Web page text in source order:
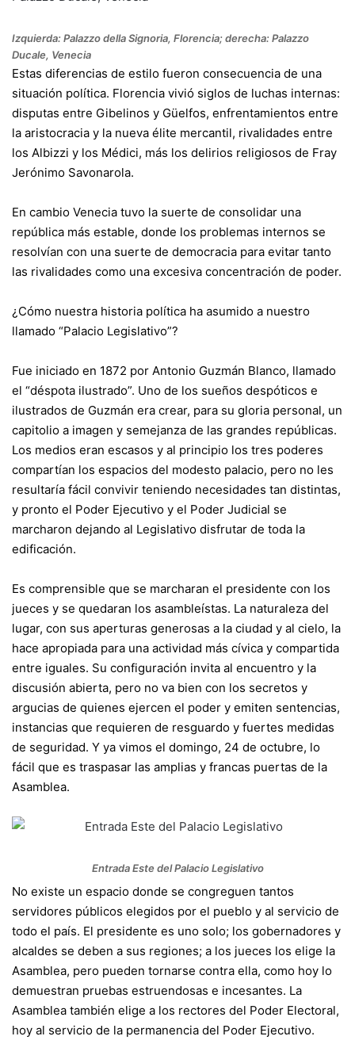
Izquierda: Palazzo della Signoria, Florencia; derecha: Palazzo
Ducale, Venecia
Estas diferencias de estilo fueron consecuencia de una
situación política. Florencia vivió siglos de luchas internas:
disputas entre Gibelinos y Güelfos, enfrentamientos entre
la aristocracia y la nueva élite mercantil, rivalidades entre
los Albizzi y los Médici, más los delirios religiosos de Fray
Jerónimo Savonarola.
En cambio Venecia tuvo la suerte de consolidar una
república más estable, donde los problemas internos se
resolvían con una suerte de democracia para evitar tanto
las rivalidades como una excesiva concentración de poder.
¿Cómo nuestra historia política ha asumido a nuestro
llamado “Palacio Legislativo”?
Fue iniciado en 1872 por Antonio Guzmán Blanco, llamado
el “déspota ilustrado”. Uno de los sueños despóticos e
ilustrados de Guzmán era crear, para su gloria personal, un
capitolio a imagen y semejanza de las grandes repúblicas.
Los medios eran escasos y al principio los tres poderes
compartían los espacios del modesto palacio, pero no les
resultaría fácil convivir teniendo necesidades tan distintas,
y pronto el Poder Ejecutivo y el Poder Judicial se
marcharon dejando al Legislativo disfrutar de toda la
edificación.
Es comprensible que se marcharan el presidente con los
jueces y se quedaran los asambleístas. La naturaleza del
lugar, con sus aperturas generosas a la ciudad y al cielo, la
hace apropiada para una actividad más cívica y compartida
entre iguales. Su configuración invita al encuentro y la
discusión abierta, pero no va bien con los secretos y
argucias de quienes ejercen el poder y emiten sentencias,
instancias que requieren de resguardo y fuertes medidas
de seguridad. Y ya vimos el domingo, 24 de octubre, lo
fácil que es traspasar las amplias y francas puertas de la
Asamblea.
Entrada Este del Palacio Legislativo
No existe un espacio donde se congreguen tantos
servidores públicos elegidos por el pueblo y al servicio de
todo el país. El presidente es uno solo; los gobernadores y
alcaldes se deben a sus regiones; a los jueces los elige la
Asamblea, pero pueden tornarse contra ella, como hoy lo
demuestran pruebas estruendosas e incesantes. La
Asamblea también elige a los rectores del Poder Electoral,
hoy al servicio de la permanencia del Poder Ejecutivo.